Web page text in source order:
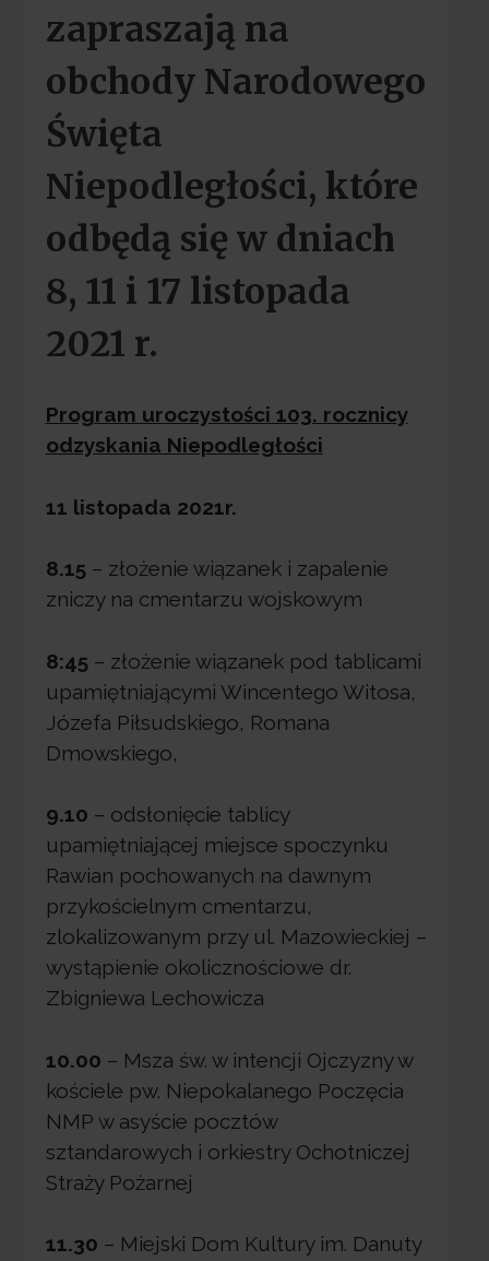
zapraszają na
obchody Narodowego
Święta
Niepodległości, które
odbędą się w dniach
8, 11 i 17 listopada
2021 r.
Program uroczystości 103. rocznicy
odzyskania Niepodległości
11 listopada 2021r.
8.15– złożenie wiązanek i zapalenie
zniczy na cmentarzu wojskowym
8:45– złożenie wiązanek pod tablicami
upamiętniającymi Wincentego Witosa,
Józefa Piłsudskiego, Romana
Dmowskiego,
9.10 – odsłonięcie tablicy
upamiętniającej miejsce spoczynku
Rawian pochowanych na dawnym
przykościelnym cmentarzu,
zlokalizowanym przy ul. Mazowieckiej –
wystąpienie okolicznościowe dr.
Zbigniewa Lechowicza
10.00 – Msza św. w intencji Ojczyzny w
kościele pw. Niepokalanego Poczęcia
NMP w asyście pocztów
sztandarowych i orkiestry Ochotniczej
Straży Pożarnej
11.30 – Miejski Dom Kultury im. Danuty